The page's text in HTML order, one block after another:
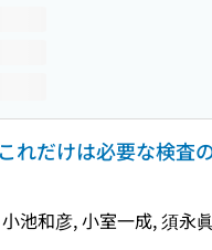
れだけは必要な検査
池和彦, 小室一成, 須永